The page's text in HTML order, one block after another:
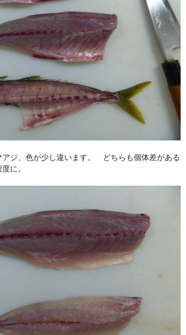
アジ、色が少し違います。 どちらも個体差がある
に。